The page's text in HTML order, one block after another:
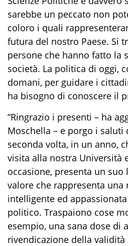
sarebbe un peccato non
coloro i quali
futura del nostro Paese. Si
persone che hanno fatto la
società. La politica di oggi,
domani, per guidare i
ha bisogno di conoscere il
“Ringrazio i presenti – ha
Moschella – e porgo i saluti
seconda volta, in un anno,
visita alla nostra Università
occasione, presenta un
valore che rappresenta una
intelligente ed
politico. Traspaiono cose
esempio, una sana dose di
rivendicazione della validità